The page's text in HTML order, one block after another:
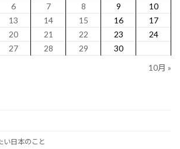
6 7 8 9
10
13 14 15 16
17
20 21 22 23
24
27 28 29
30
10月 »
い日本のこと